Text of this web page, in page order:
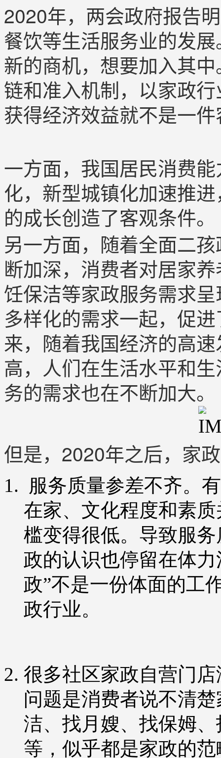
2020年，两会政府报告
餐饮等生活服务业的发
新的商机，想要加入其
链和准入机制，以家政
获得经济效益就不是一
一方面，我国居民消费
化，新型城镇化加速推
的成长创造了客观条件。
另一方面，随着全面二
断加深，消费者对居家
饪保洁等家政服务需求
多样化的需求一起，促
来，随着我国经济的高
高，人们在生活水平和
务的需求也在不断加大。
但是，2020年之后，家
服务质量参差不齐。
在家、文化程度和素
槛变得很低。导致服
政的认识也停留在体
政”不是一份体面的工
政行业。
很多社区家政自营门
问题是消费者说不清
洁、找月嫂、找保姆
等，似乎都是家政的